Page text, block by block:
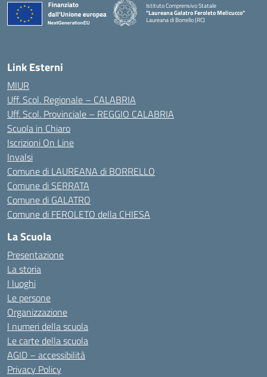
Istituto Comprensivo Statale
"Laureana Galatro Feroleto Melicucco"
Laureana di Borrello (RC)
Link Esterni
MIUR
Uff. Scol. Regionale – CALABRIA
Uff. Scol. Provinciale – REGGIO CALABRIA
Scuola in Chiaro
Iscrizioni On Line
Invalsi
Comune di LAUREANA di BORRELLO
Comune di SERRATA
Comune di GALATRO
Comune di FEROLETO della CHIESA
La Scuola
Presentazione
La storia
I luoghi
Le persone
Organizzazione
I numeri della scuola
Le carte della scuola
AGID – accessibilità
Privacy Policy